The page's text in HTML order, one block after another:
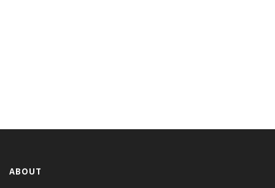
ABOUT